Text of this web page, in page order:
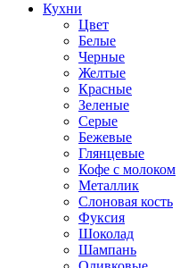
Кухни
Цвет
Белые
Черные
Желтые
Красные
Зеленые
Серые
Бежевые
Глянцевые
Кофе с молоком
Металлик
Слоновая кость
Фуксия
Шоколад
Шампань